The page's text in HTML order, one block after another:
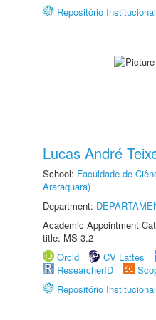
Repositório
Lucas André
School: Faculdade de
Araraquara)
Department:
Academic Appointment
title: MS-3.2
Orcid
CV Lattes
ResearcherID
Repositório